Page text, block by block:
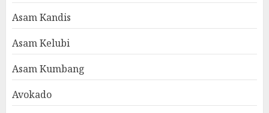
Asam Kandis
Asam Kelubi
Asam Kumbang
Avokado